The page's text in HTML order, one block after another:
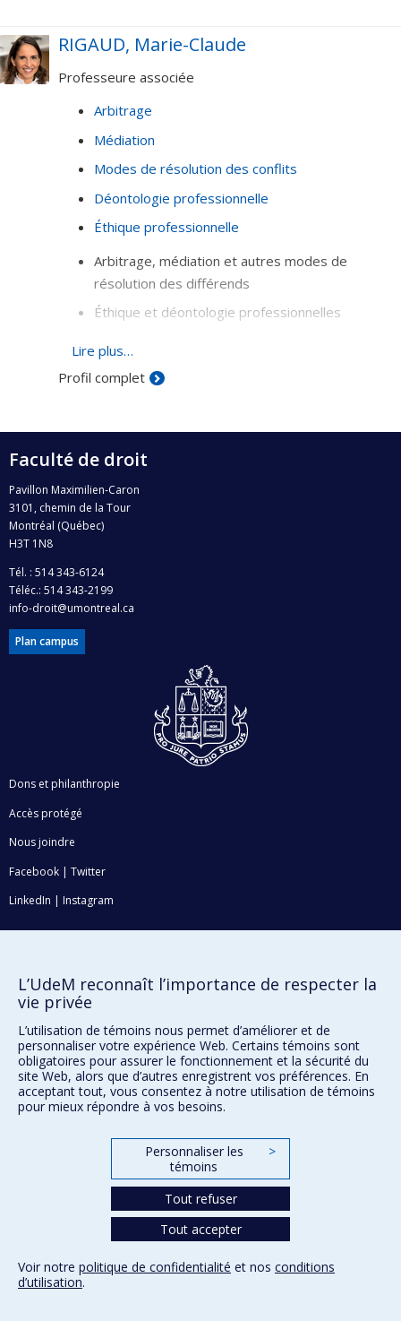
dans le secteur de la finance à l'occident.
RIGAUD, Marie-Claude
Professeure associée
Arbitrage
Médiation
Modes de résolution des conflits
Déontologie professionnelle
Éthique professionnelle
Arbitrage, médiation et autres modes de
résolution des différends
Éthique et déontologie professionnelles
Lire plus…
Profil complet
Faculté de droit
Pavillon Maximilien-Caron
3101, chemin de la Tour
Montréal (Québec)
H3T 1N8
Tél. : 514 343-6124
Téléc.: 514 343-2199
info-droit@umontreal.ca
Plan campus
Dons et philanthropie
Accès protégé
Nous joindre
Facebook | Twitter
LinkedIn | Instagram
Plan du site
Accessibilité
Confidentialité
Conditions d’utilisation
L’UdeM reconnaît l’importance de respecter la
vie privée
L’utilisation de témoins nous permet d’améliorer et de
personnaliser votre expérience Web. Certains témoins sont
obligatoires pour assurer le fonctionnement et la sécurité du
site Web, alors que d’autres enregistrent vos préférences. En
acceptant tout, vous consentez à notre utilisation de témoins
pour mieux répondre à vos besoins.
Personnaliser les
témoins
>
Tout refuser
Tout accepter
Voir notre politique de confidentialité et nos conditions
d’utilisation.